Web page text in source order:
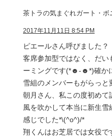
茶トラの気まぐれガート・ボ
2017年11月11日 8:54 PM
ピエールさん呼びました？
客席参加型ではなく、だい
ーミングです(*☻-☻*)確か
雪組のメンバーもがらっ
朝月さん、私この度初めて
風を吹かして本当に新生雪
感じでした*\(^o^)/*
翔くんはお芝居では女役で